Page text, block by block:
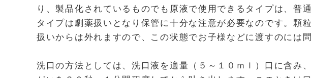
り、製品化されているものでも原液で使用できるタイプは、普
タイプは劇薬扱いとなり保管に十分な注意が必要なのです。顆
扱いからは外れますので、この状態でお子様などに渡すのには
洗口の方法としては、洗口液を適量（５～１０ｍｌ）口に含み